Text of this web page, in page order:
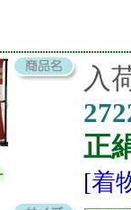
入
正
[着